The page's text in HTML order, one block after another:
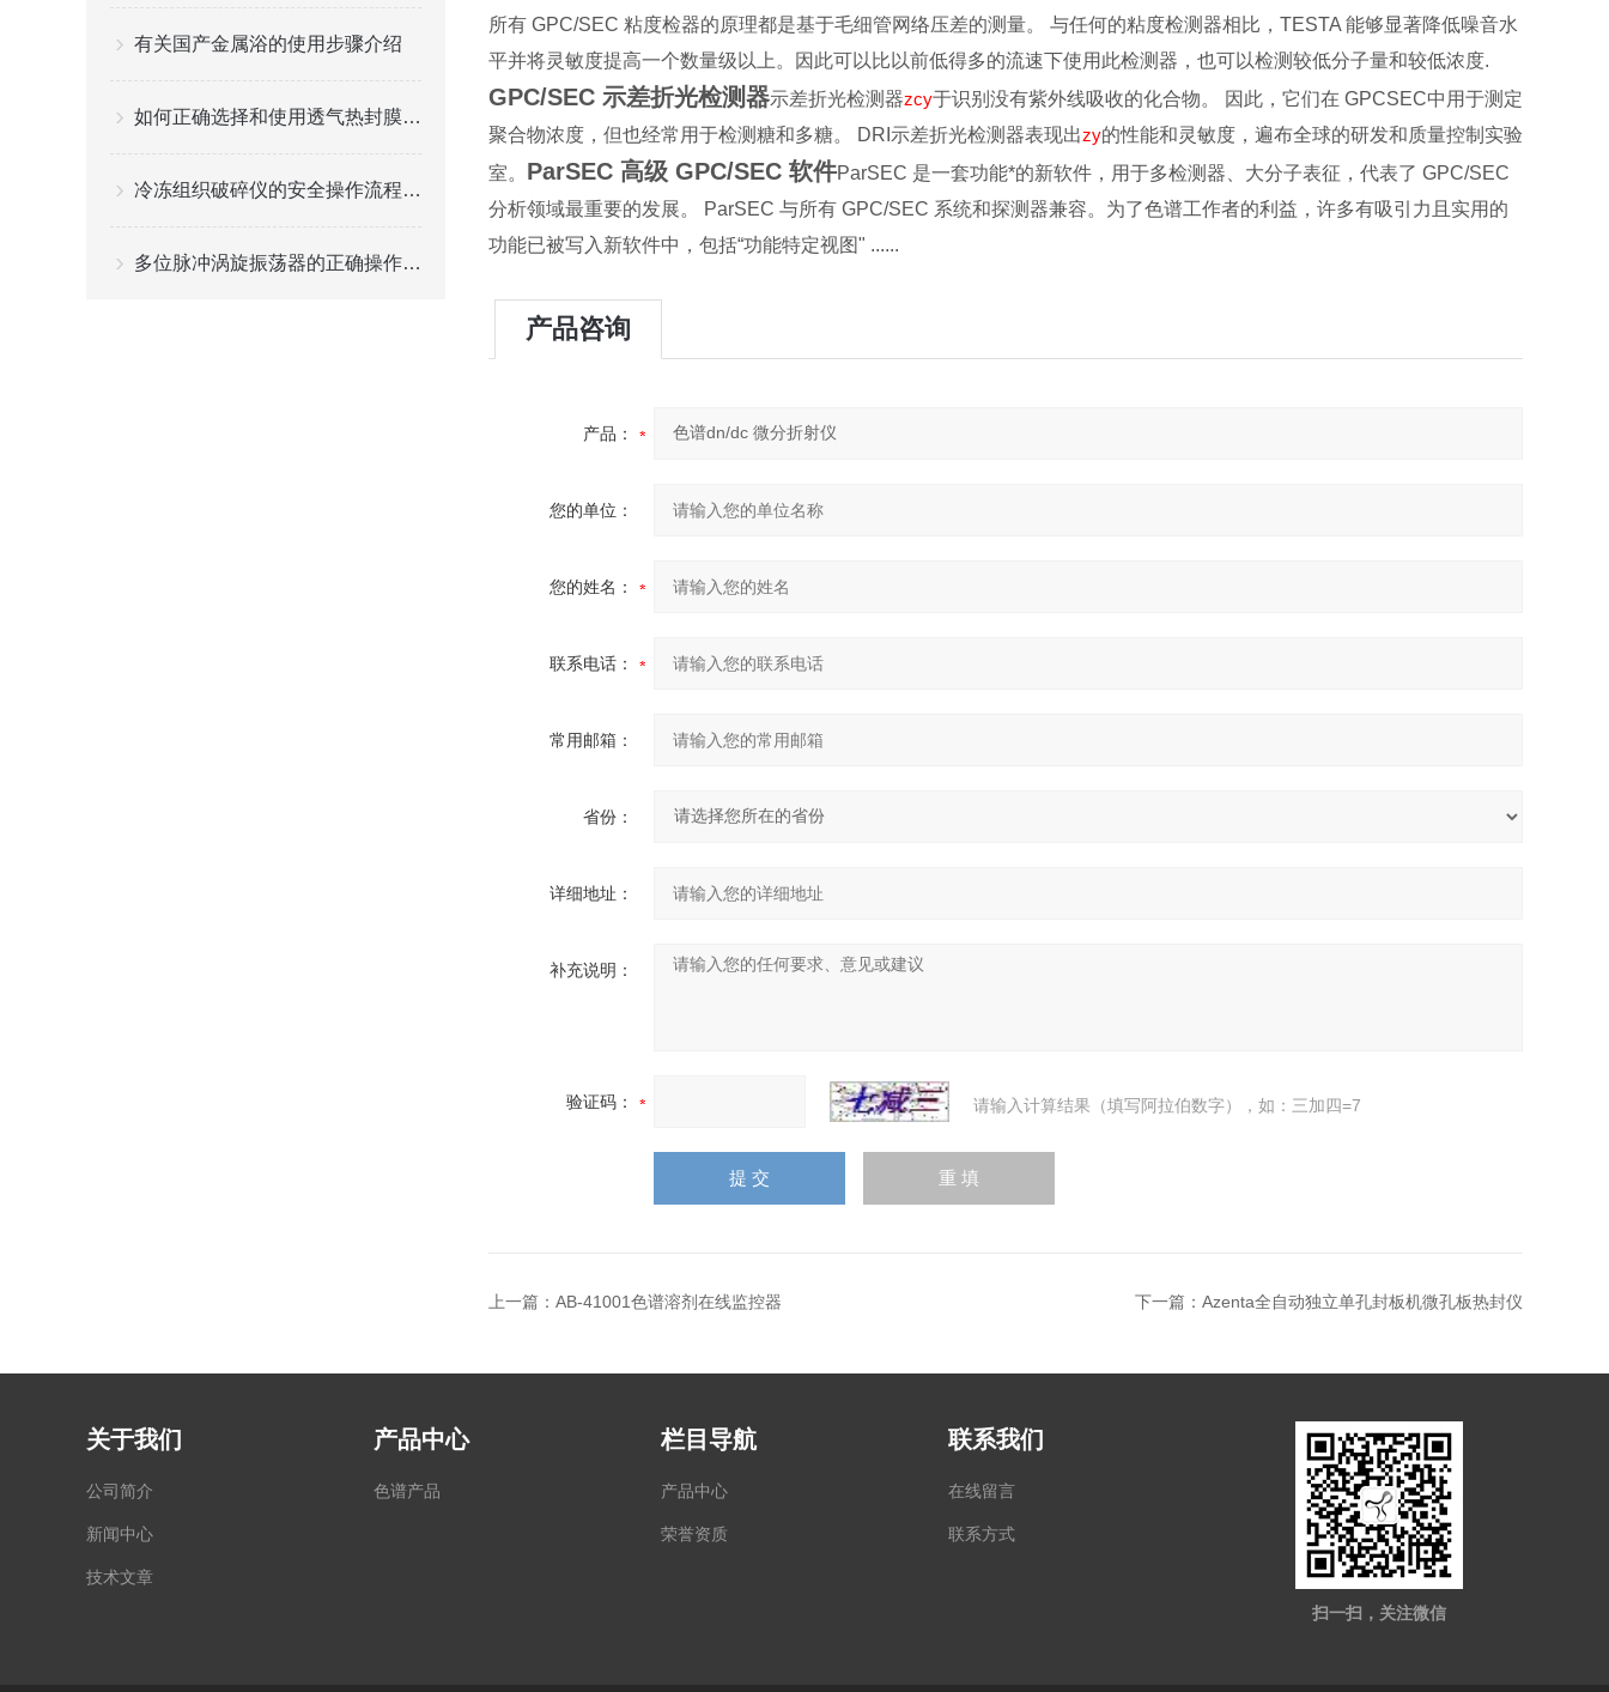
有关国产金属浴的使用步骤介绍
如何正确选择和使用透气热封膜进行细胞培养
冷冻组织破碎仪的安全操作流程是什么
多位脉冲涡旋振荡器的正确操作步骤
所有 GPC/SEC 粘度检器的原理都是基于毛细管网络压差的测量。 与任何的粘度检测器相比，TESTA 能够显著降低噪音水
平并将灵敏度提高一个数量级以上。因此可以比以前低得多的流速下使用此检测器，也可以检测较低分子量和较低浓度.
GPC/SEC 示差折光检测器示差折光检测器zcy于识别没有紫外线吸收的化合物。 因此，它们在 GPCSEC中用于测定
聚合物浓度，但也经常用于检测糖和多糖。 DRI示差折光检测器表现出zy的性能和灵敏度，遍布全球的研发和质量控制实验
室。 ParSEC 高级 GPC/SEC 软件ParSEC 是一套功能*的新软件，用于多检测器、大分子表征，代表了 GPC/SEC
分析领域最重要的发展。 ParSEC 与所有 GPC/SEC 系统和探测器兼容。为了色谱工作者的利益，许多有吸引力且实用的
功能已被写入新软件中，包括“功能特定视图" ......
产品咨询
产品：
您的单位：
您的姓名：
联系电话：
常用邮箱：
省份：
详细地址：
补充说明：
验证码： 请输入计算结果（填写阿拉伯数字），如：三加四=7
上一篇： AB-41001色谱溶剂在线监控器 下一篇： Azenta全自动独立单孔封板机微孔板热封仪
关于我们
公司简介
新闻中心
技术文章
产品中心
色谱产品
栏目导航
产品中心
荣誉资质
联系我们
在线留言
联系方式
扫一扫，关注微信